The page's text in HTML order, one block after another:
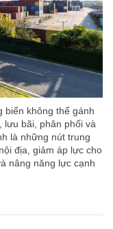
biển không thể gánh
lưu bãi, phân phối và
là những nút trung
địa, giảm áp lực cho
nâng năng lực cạnh